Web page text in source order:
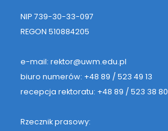
NIP 739-30-33-097
REGON 510884205
e-mail: rektor@uwm.edu.pl
biuro numerów: +48 89 / 523 49 13
recepcja rektoratu: +48 89 / 523 38 80
Rzecznik prasowy: